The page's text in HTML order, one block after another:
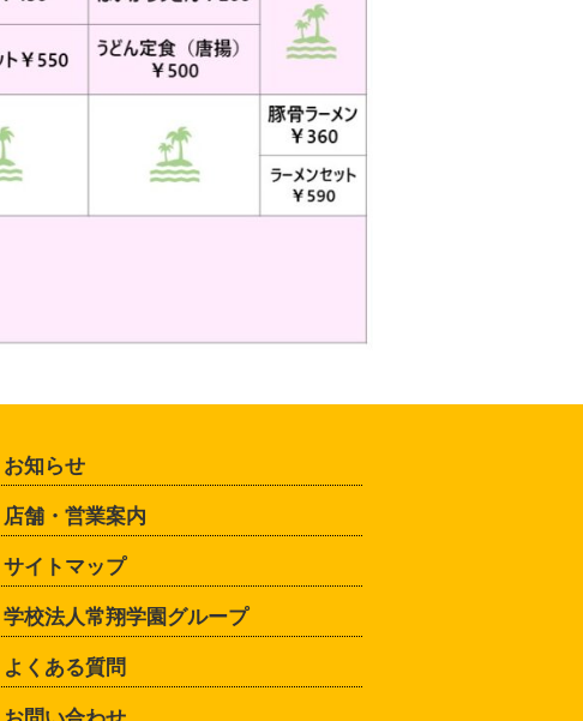
お知らせ
店舗・営業案内
サイトマップ
学校法人常翔学園グループ
よくある質問